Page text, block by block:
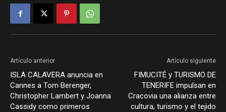
Artículo anterior
ISLA CALAVERA anuncia en
Cannes a Tom Berenger,
Christopher Lambert y Joanna
Cassidy como primeros
Artículo siguiente
FIMUCITÉ y TURISMO DE
TENERIFE impulsan en
Cracovia una alianza entre
cultura, turismo y el tejido